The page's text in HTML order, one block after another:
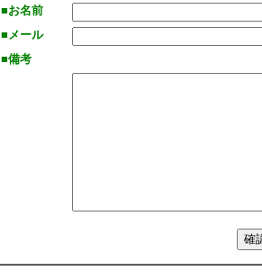
■お名前
■メール
■備考